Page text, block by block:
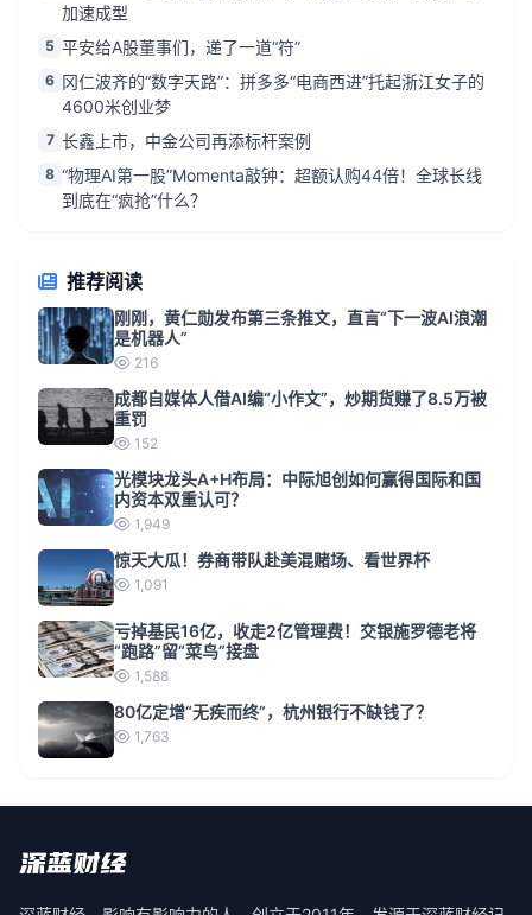
加速成型
5 平安给A股董事们，递了一道“符”
6 冈仁波齐的“数字天路”：拼多多“电商西进”托起浙江女子的
4600米创业梦
7 长鑫上市，中金公司再添标杆案例
8 “物理AI第一股”Momenta敲钟：超额认购44倍！全球长线
到底在“疯抢”什么？
推荐阅读
刚刚，黄仁勋发布第三条推文，直言“下一波AI浪潮
是机器人”
216
成都自媒体人借AI编“小作文”，炒期货赚了8.5万被
重罚
152
光模块龙头A+H布局：中际旭创如何赢得国际和国
内资本双重认可？
1,949
惊天大瓜！券商带队赴美混赌场、看世界杯
1,091
亏掉基民16亿，收走2亿管理费！交银施罗德老将
“跑路”留“菜鸟”接盘
1,588
80亿定增“无疾而终”，杭州银行不缺钱了？
1,763